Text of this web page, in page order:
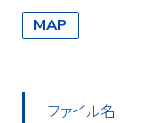
MAP
ファイル名